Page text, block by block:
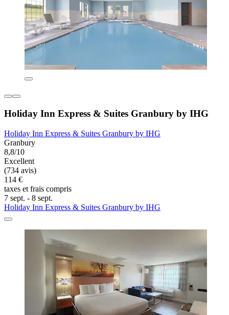
Holiday Inn Express & Suites Granbury by IHG
Holiday Inn Express & Suites Granbury by IHG
Granbury
8,8/10
Excellent
(734 avis)
114 €
taxes et frais compris
7 sept. - 8 sept.
Holiday Inn Express & Suites Granbury by IHG